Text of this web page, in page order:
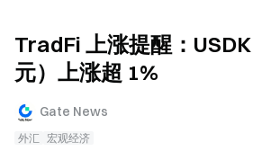
TradFi 上涨提醒：
元）上涨超 1%
Gate News
外汇 宏观经济